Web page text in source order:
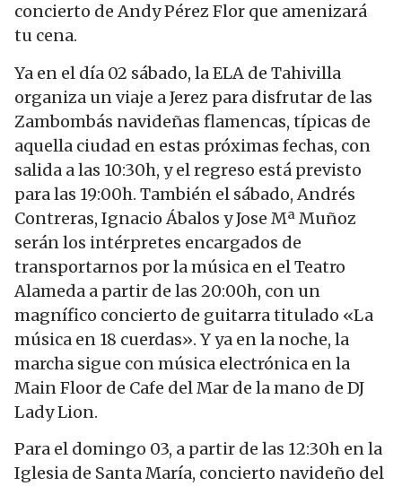
concierto de Andy Pérez Flor que amenizará
tu cena.
Ya en el día 02 sábado, la ELA de Tahivilla
organiza un viaje a Jerez para disfrutar de las
Zambombás navideñas flamencas, típicas de
aquella ciudad en estas próximas fechas, con
salida a las 10:30h, y el regreso está previsto
para las 19:00h. También el sábado, Andrés
Contreras, Ignacio Ábalos y Jose Mª Muñoz
serán los intérpretes encargados de
transportarnos por la música en el Teatro
Alameda a partir de las 20:00h, con un
magnífico concierto de guitarra titulado «La
música en 18 cuerdas». Y ya en la noche, la
marcha sigue con música electrónica en la
Main Floor de Cafe del Mar de la mano de DJ
Lady Lion.
Para el domingo 03, a partir de las 12:30h en la
Iglesia de Santa María, concierto navideño del